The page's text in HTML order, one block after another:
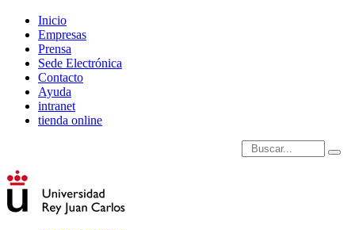
Inicio
Empresas
Prensa
Sede Electrónica
Contacto
Ayuda
intranet
tienda online
Introduce términos de